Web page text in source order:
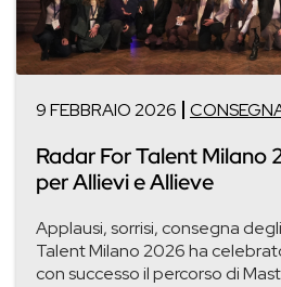
9 FEBBRAIO 2026
Radar For Talent Milano
per Allievi e Allieve
Applausi, sorrisi, consegna
Talent Milano 2026 ha
con successo il percorso di